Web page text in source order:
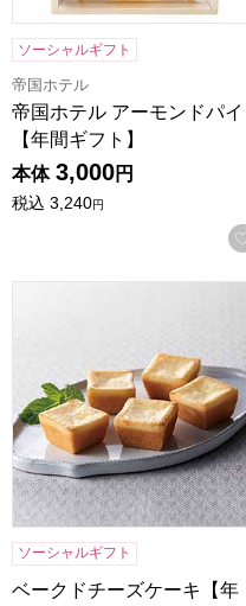
ソーシャルギフト
帝国ホテル
帝国ホテル アーモンドパイ
【年間ギフト】
本体 3,000円
税込 3,240円
ソーシャルギフト
ベークドチーズケーキ【年